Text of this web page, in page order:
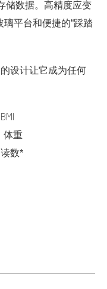
储数据。高精度应变
平台和便捷的“踩踏
设计让它成为任何
体重
数*